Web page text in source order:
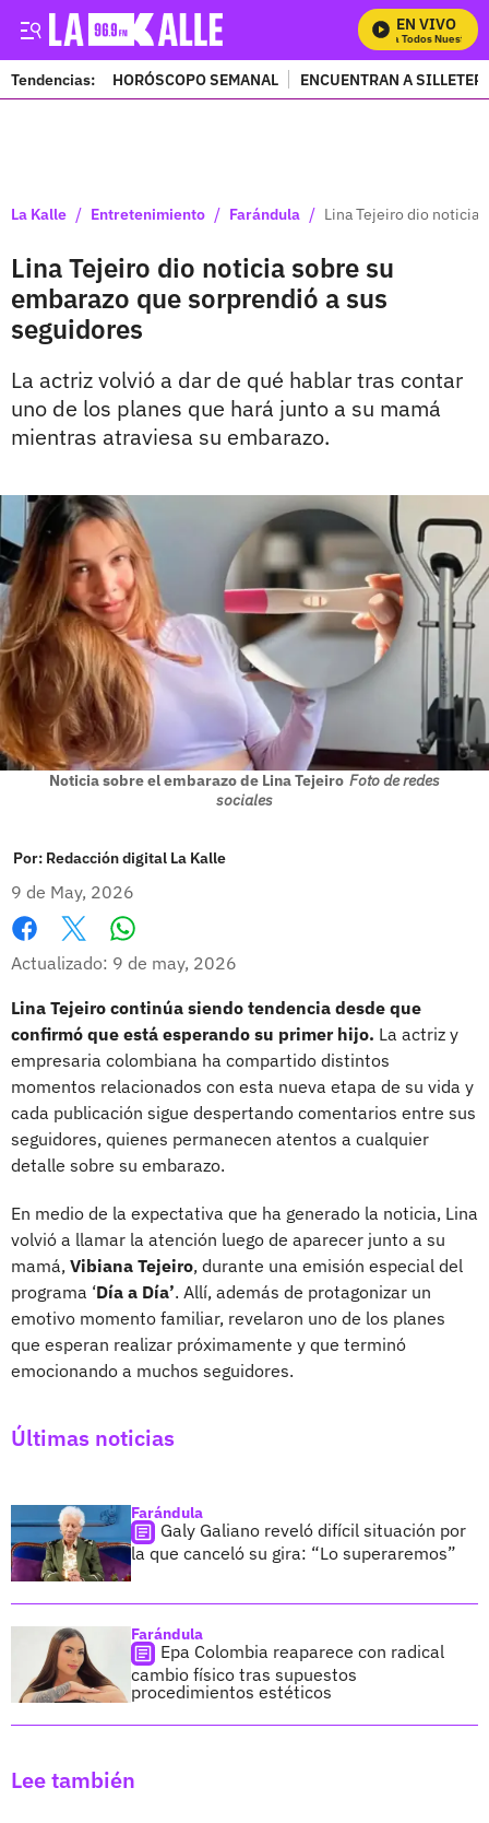
EN VIVO
Mira Todos Nuestros
Tendencias: HORÓSCOPO SEMANAL ENCUENTRAN A
La Kalle / Entretenimiento / Farándula / Lina Tejeiro dio noticia
Lina Tejeiro dio noticia sobre su
embarazo que sorprendió a sus
seguidores
La actriz volvió a dar de qué hablar tras contar
uno de los planes que hará junto a su mamá
mientras atraviesa su embarazo.
Noticia sobre el embarazo de Lina Tejeiro Foto de redes
sociales
Por: Redacción digital La Kalle
9 de May, 2026
Facebook
X
Actualizado: 9 de may, 2026
Lina Tejeiro continúa siendo tendencia desde que
confirmó que está esperando su primer hijo. La actriz y
empresaria colombiana ha compartido distintos
momentos relacionados con esta nueva etapa de su vida y
cada publicación sigue despertando comentarios entre sus
seguidores, quienes permanecen atentos a cualquier
detalle sobre su embarazo.
En medio de la expectativa que ha generado la noticia, Lina
volvió a llamar la atención luego de aparecer junto a su
mamá, Vibiana Tejeiro, durante una emisión especial del
programa ‘Día a Día’. Allí, además de protagonizar un
emotivo momento familiar, revelaron uno de los planes
que esperan realizar próximamente y que terminó
emocionando a muchos seguidores.
Últimas noticias
Farándula
Galy Galiano reveló difícil situación por
la que canceló su gira: “Lo superaremos”
Farándula
Epa Colombia reaparece con radical
cambio físico tras supuestos
procedimientos estéticos
Lee también